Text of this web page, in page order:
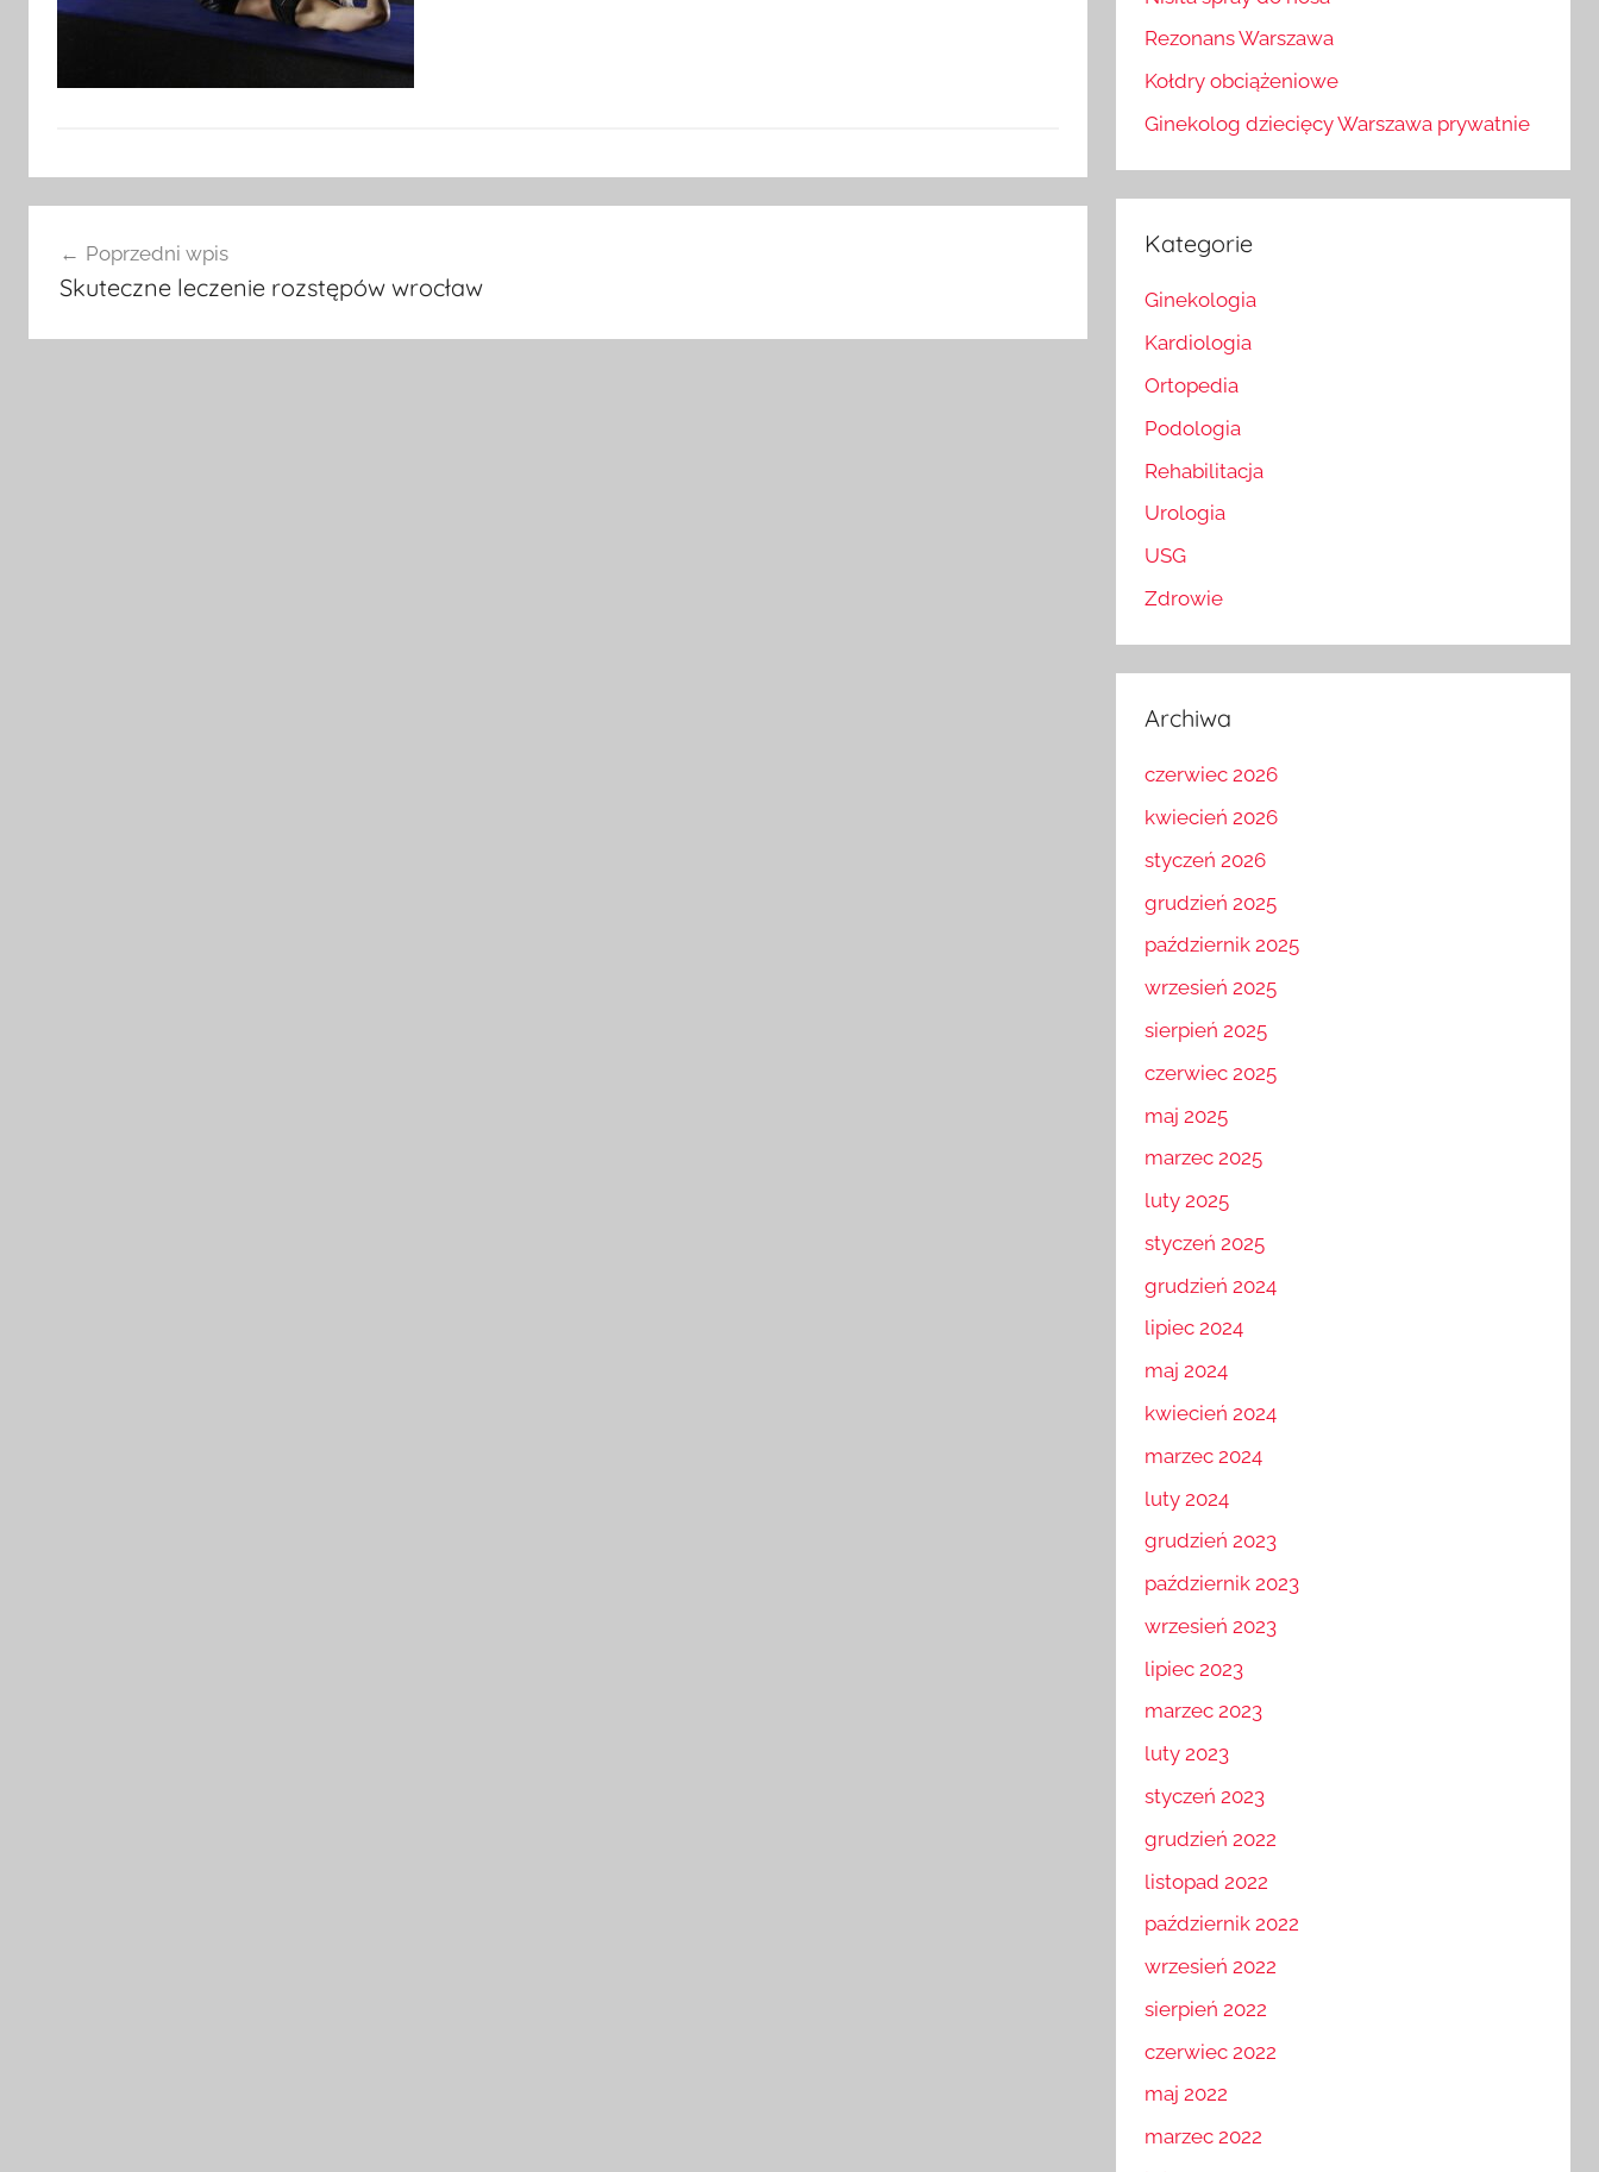
wpisuPoprzedni wpis
Skuteczne leczenie rozstępów wrocław
Rezonans Warszawa
Kołdry obciążeniowe
Ginekolog dziecięcy Warszawa prywatnie
Kategorie
Ginekologia
Kardiologia
Ortopedia
Podologia
Rehabilitacja
Urologia
USG
Zdrowie
Archiwa
czerwiec 2026
kwiecień 2026
styczeń 2026
grudzień 2025
październik 2025
wrzesień 2025
sierpień 2025
czerwiec 2025
maj 2025
marzec 2025
luty 2025
styczeń 2025
grudzień 2024
lipiec 2024
maj 2024
kwiecień 2024
marzec 2024
luty 2024
grudzień 2023
październik 2023
wrzesień 2023
lipiec 2023
marzec 2023
luty 2023
styczeń 2023
grudzień 2022
listopad 2022
październik 2022
wrzesień 2022
sierpień 2022
czerwiec 2022
maj 2022
marzec 2022